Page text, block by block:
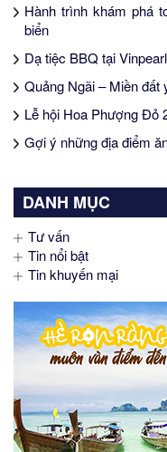
Hành trình khám phá
biển
Dạ tiệc BBQ tại
Quảng Ngãi – Miền đất
Lễ hội Hoa Phượng Đỏ
Gợi ý những địa điểm
DANH MỤC
Tư vấn
Tin nổi bật
Tin khuyến mại